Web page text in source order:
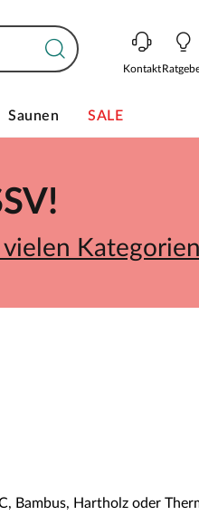
Kontakt
Saunen SALE
Bambus, Hartholz oder